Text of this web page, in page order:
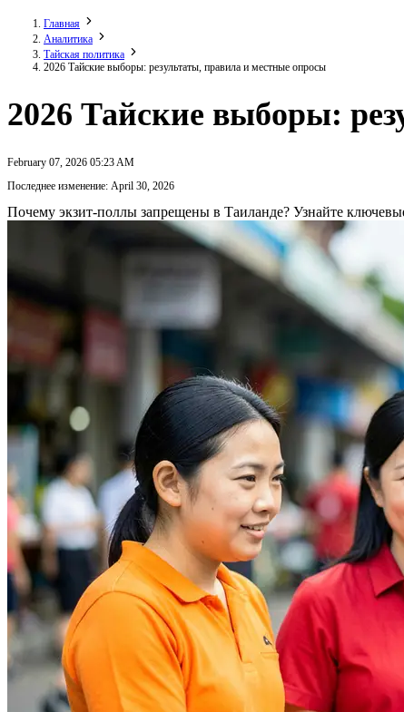
Главная
Аналитика
Тайская политика
2026 Тайские выборы: результаты, правила и местные опросы
2026 Тайские выборы:
February 07, 2026 05:23 AM
Последнее изменение: April 30, 2026
Почему экзит-поллы запрещены в Таиланде? Узнайте